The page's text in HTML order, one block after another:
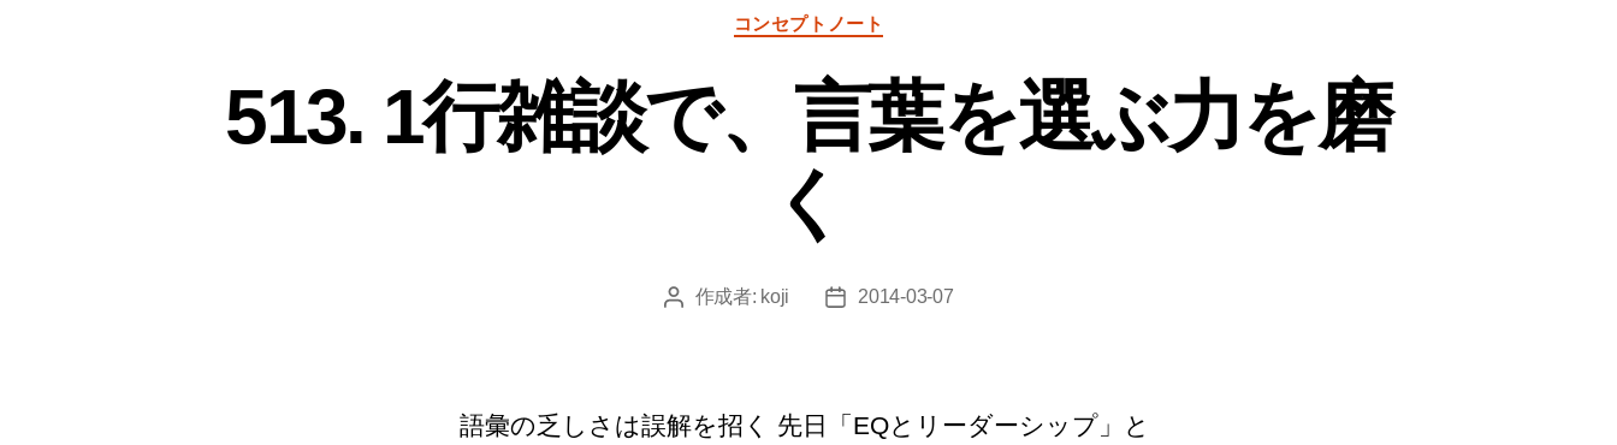
カ
テ
リ
ー
コンセプトノート
513. 1行雑談で、言葉を選ぶ力を磨
く
投 作成者: koji
投
2014-03-07
語彙の乏しさは誤解を招く 先日「EQとリーダーシップ」と